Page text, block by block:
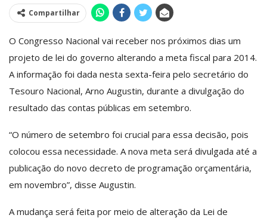
Compartilhar
O Congresso Nacional vai receber nos próximos dias um
projeto de lei do governo alterando a meta fiscal para 2014.
A informação foi dada nesta sexta-feira pelo secretário do
Tesouro Nacional, Arno Augustin, durante a divulgação do
resultado das contas públicas em setembro.
“O número de setembro foi crucial para essa decisão, pois
colocou essa necessidade. A nova meta será divulgada até a
publicação do novo decreto de programação orçamentária,
em novembro”, disse Augustin.
A mudança será feita por meio de alteração da Lei de